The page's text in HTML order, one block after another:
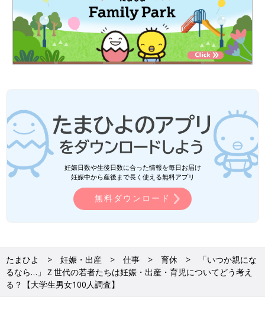
妊娠日数や生後日数に合った情報を毎日お届け
妊娠中から産後まで長く使える無料アプリ
無料ダウンロード
たまひよ 妊娠・出産 仕事 育休
「いつか親にな
るなら…」Ｚ世代の若者たちは妊娠・出産・育児についてどう考え
る？【大学生男女100人調査】